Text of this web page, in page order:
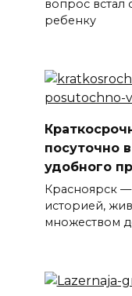
вопрос встал
ребенку
посуточно
удобного
Красноярск —
историей,
множеством